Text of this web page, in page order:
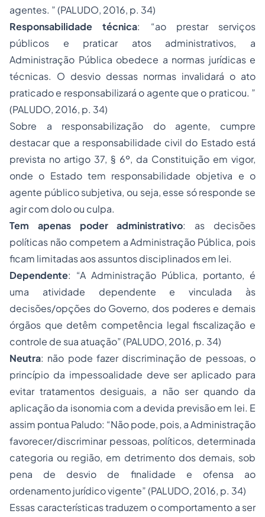
agentes. ” (PALUDO, 2016, p. 34)
Responsabilidade técnica: “ao prestar serviços
públicos e praticar atos administrativos, a
Administração Pública obedece a normas jurídicas e
técnicas. O desvio dessas normas invalidará o ato
praticado e responsabilizará o agente que o praticou. ”
(PALUDO, 2016, p. 34)
Sobre a responsabilização do agente, cumpre
destacar que a responsabilidade civil do Estado está
prevista no artigo 37, § 6º, da Constituição em vigor,
onde o Estado tem responsabilidade objetiva e o
agente público subjetiva, ou seja, esse só responde se
agir com dolo ou culpa.
Tem apenas poder administrativo: as decisões
políticas não competem a Administração Pública, pois
ficam limitadas aos assuntos disciplinados em lei.
Dependente: “A Administração Pública, portanto, é
uma atividade dependente e vinculada às
decisões/opções do Governo, dos poderes e demais
órgãos que detêm competência legal fiscalização e
controle de sua atuação” (PALUDO, 2016, p. 34)
Neutra: não pode fazer discriminação de pessoas, o
princípio da impessoalidade deve ser aplicado para
evitar tratamentos desiguais, a não ser quando da
aplicação da isonomia com a devida previsão em lei. E
assim pontua Paludo: “Não pode, pois, a Administração
favorecer/discriminar pessoas, políticos, determinada
categoria ou região, em detrimento dos demais, sob
pena de desvio de finalidade e ofensa ao
ordenamento jurídico vigente” (PALUDO, 2016, p. 34)
Essas características traduzem o comportamento a ser